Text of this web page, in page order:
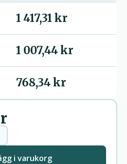
1 417,31 kr
1 007,44 kr
768,34 kr
i varukorg